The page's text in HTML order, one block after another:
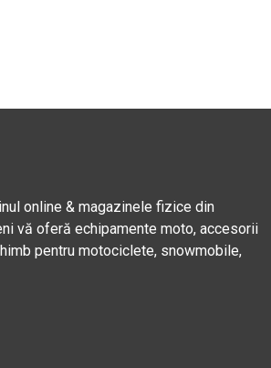
online & magazinele fizice din
vă oferă echipamente moto, accesorii
pentru motociclete, snowmobile,